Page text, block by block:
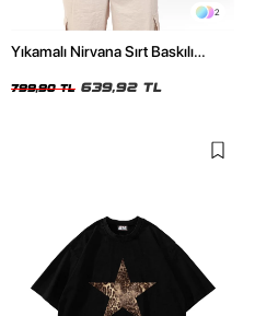
2
Yıkamalı Nirvana Sırt Baskılı
799,90 TL 639,92 TL